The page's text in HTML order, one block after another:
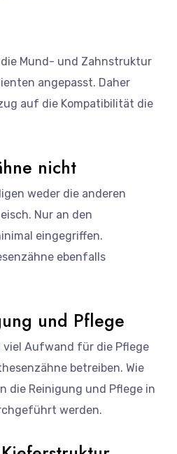
Mund- und Zahnstruktur
angepasst. Daher
auf die Kompatibilität die
nicht
weder die anderen
Nur an den
eingegriffen.
ebenfalls
und Pflege
viel Aufwand für die Pflege
betreiben. Wie
die Reinigung und Pflege in
werden.